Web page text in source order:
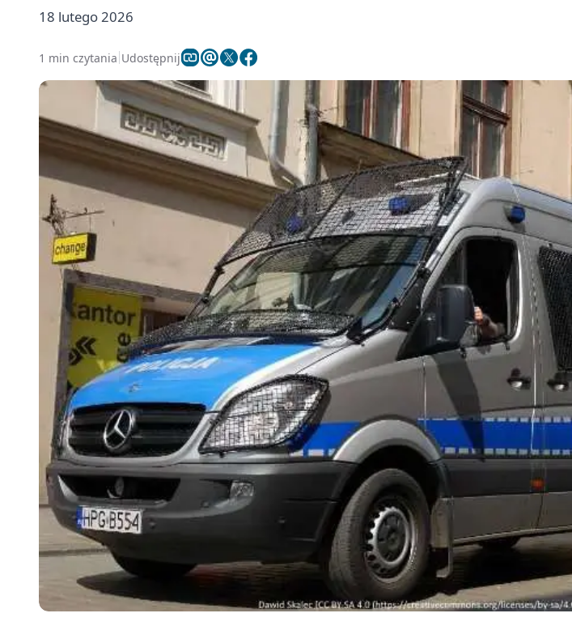
18 lutego 2026
1 min czytania Udostępnij